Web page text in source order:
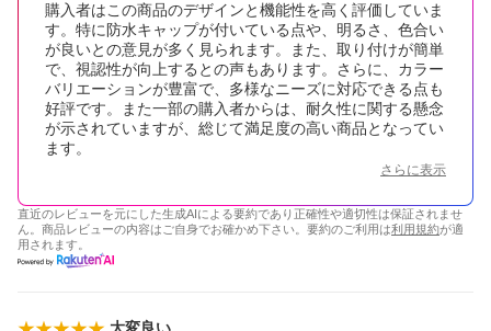
購入者はこの商品のデザインと機能性を高く評価していま
す。特に防水キャップが付いている点や、明るさ、色合い
が良いとの意見が多く見られます。また、取り付けが簡単
で、視認性が向上するとの声もあります。さらに、カラー
バリエーションが豊富で、多様なニーズに対応できる点も
好評です。また一部の購入者からは、耐久性に関する懸念
が示されていますが、総じて満足度の高い商品となってい
ます。
さらに表示
直近のレビューを元にした生成AIによる要約であり正確性や適切性は保証されませ
ん。商品レビューの内容はご自身でお確かめ下さい。要約のご利用は利用規約が適
用されます。